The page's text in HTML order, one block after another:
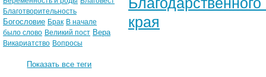
края
Благотворительность
Богословие Брак В начале
было слово Великий пост Вера
Викариатство Вопросы
Показать все теги